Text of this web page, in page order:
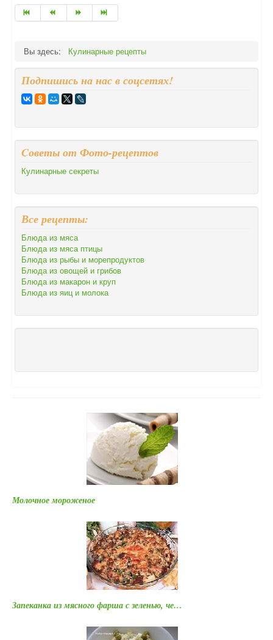
Вы здесь: Кулинарные рецепты
Подпишись на нас в соцсетях!
Cоветы от Фото-рецептов
Кулинарные секреты
Все рецепты:
Блюда из мяса
Блюда из мяса птицы
Блюда из рыбы и морепродуктов
Блюда из овощей и грибов
Блюда из макарон и круп
Блюда из яиц и молока
Молочное мороженое
Запеканка из мясного фарша с зеленью, че…